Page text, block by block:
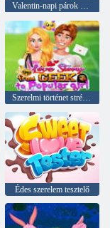
Valentin-napi párok célja
Szerelmi történet strébertől a népszerű lányig
Édes szerelem tesztelő